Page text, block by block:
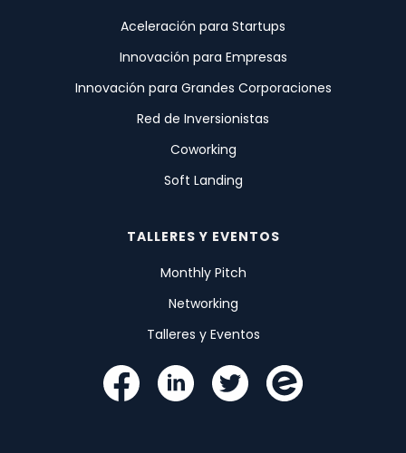
Aceleración para Startups
Innovación para Empresas
Innovación para Grandes Corporaciones
Red de Inversionistas
Coworking
Soft Landing
TALLERES Y EVENTOS
Monthly Pitch
Networking
Talleres y Eventos